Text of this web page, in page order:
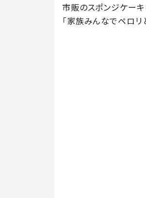
市販のスポンジケー
「家族みんなでペロリ